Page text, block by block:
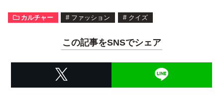
カルチャー # ファッション # クイズ
この記事をSNSでシェア